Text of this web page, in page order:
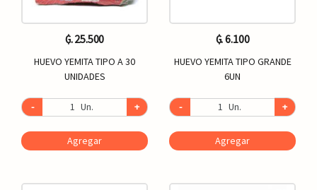
₲. 25.500
HUEVO YEMITA TIPO A 30
UNIDADES
- Un. +
Agregar
₲. 6.100
HUEVO YEMITA TIPO GRANDE
6UN
- Un. +
Agregar